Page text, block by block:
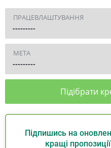
ПРАЦЕВЛАШТУВАННЯ
МЕТА
Підібрати
Підпишись на
кращі